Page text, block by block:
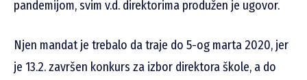
pandemijom, svim v.d. direktorima produžen je ugovor.
Njen mandat je trebalo da traje do 5-og marta 2020, jer
je 13.2. završen konkurs za izbor direktora škole, a do